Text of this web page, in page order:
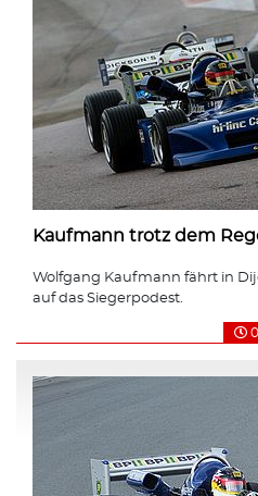
Kaufmann trotz dem
Wolfgang Kaufmann fährt in
auf das Siegerpodest.